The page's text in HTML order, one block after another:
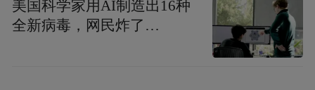
美国科学家用AI制造出16种
全新病毒，网民炸了…